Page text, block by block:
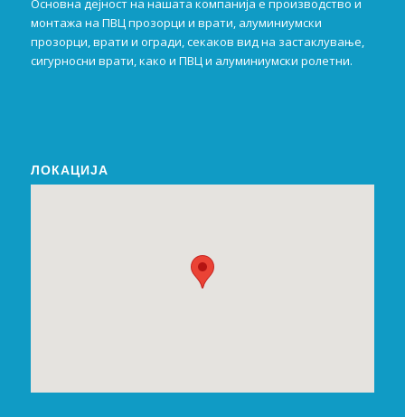
Основна дејност на нашата компанија е производство и
монтажа на ПВЦ прозорци и врати, алуминиумски
прозорци, врати и огради, секаков вид на застаклување,
сигурносни врати, како и ПВЦ и алуминиумски ролетни.
ЛОКАЦИЈА